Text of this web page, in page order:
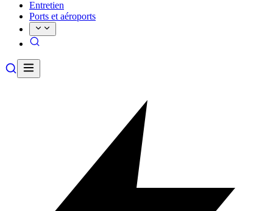
Entretien
Ports et aéroports